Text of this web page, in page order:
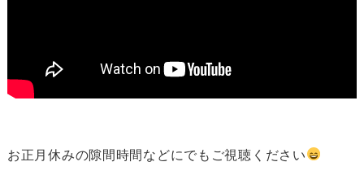
お正月休みの隙間時間などにでもご視聴ください